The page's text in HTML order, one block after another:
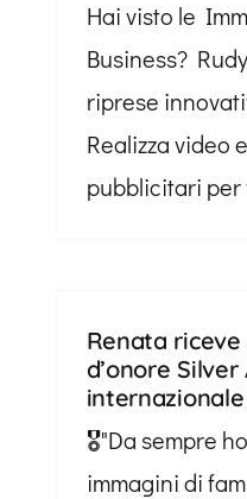
Hai visto le
Business?
riprese
Realizza video
pubblicitari per
Renata
d’onore
internazionale
🎖"Da sempre
immagini di